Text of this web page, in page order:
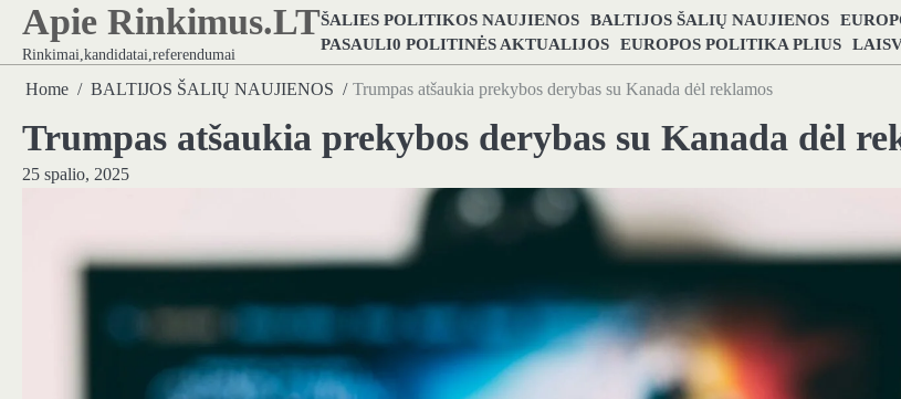
Skip
content
Apie Rinkimus.LT
Rinkimai,kandidatai,referendumai
ŠALIES POLITIKOS NAUJIENOS BALTIJOS ŠALIŲ NAUJIENOS
PASAULI0 POLITINĖS AKTUALIJOS EUROPOS POLITIKA PLIUS
Home BALTIJOS ŠALIŲ NAUJIENOS Trumpas atšaukia prekybos derybas su Kanada dėl reklamos
Trumpas atšaukia prekybos derybas su Kanada dėl
25 spalio, 2025